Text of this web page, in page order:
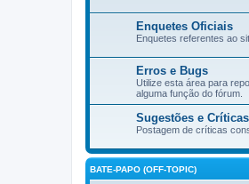
Enquetes Oficiais
Enquetes referentes ao
Erros e Bugs
Utilize esta área para
alguma função do fórum.
Sugestões e Críticas
Postagem de críticas
BATE-PAPO (OFF-TOPIC)